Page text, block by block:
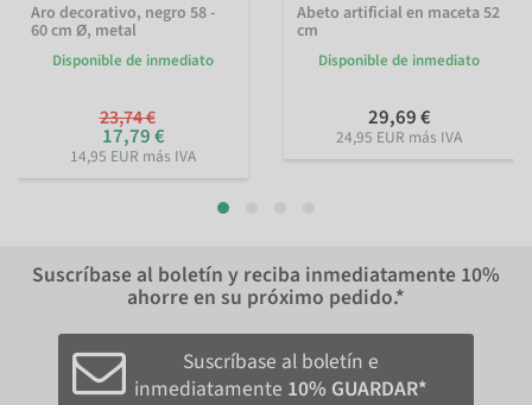
Aro decorativo, negro 58 -
60 cm Ø, metal
Disponible de inmediato
23,74 €
17,79 €
14,95 EUR más IVA
Abeto artificial en maceta 52
cm
Disponible de inmediato
29,69 €
24,95 EUR más IVA
Suscríbase al boletín y reciba inmediatamente 10%
ahorre en su próximo pedido.*
Suscríbase al boletín e
inmediatamente 10% GUARDAR*